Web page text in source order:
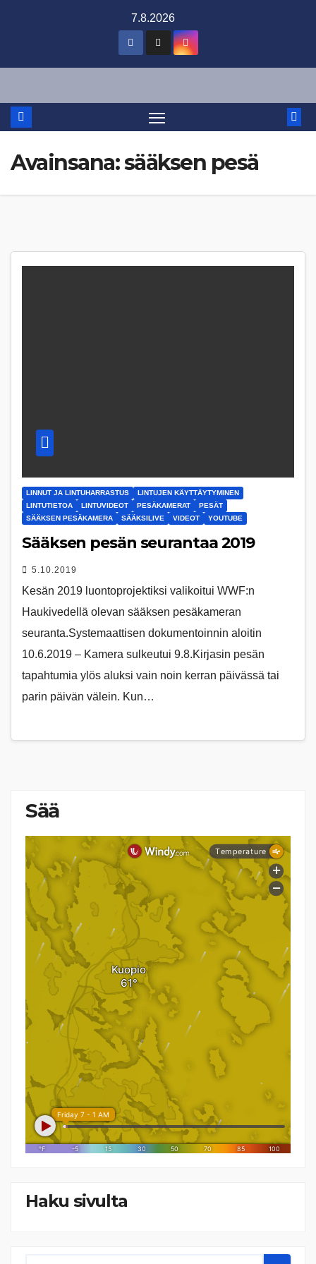
7.8.2026
Avainsana:sääksen pesä
LINNUT JA LINTUHARRASTUS
LINTUJEN KÄYTTÄYTYMINEN
LINTUTIETOA
LINTUVIDEOT PESÄKAMERAT
PESÄT
SÄÄKSEN PESÄKAMERA
SÄÄKSILIVE VIDEOT YOUTUBE
Sääksen pesän seurantaa 2019
5.10.2019
Kesän 2019 luontoprojektiksi valikoitui WWF:n
Haukivedellä olevan sääksen pesäkameran
seuranta.Systemaattisen dokumentoinnin aloitin
10.6.2019 – Kamera sulkeutui 9.8.Kirjasin pesän
tapahtumia ylös aluksi vain noin kerran päivässä tai
parin päivän välein. Kun…
Sää
Haku sivulta